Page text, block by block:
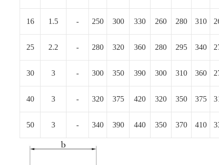
16 1.5 - 250 300 330 260 280 310
25 2.2 - 280 320 360 280 295 340
30 3 - 300 350 390 300 310 360
40 3 - 320 375 420 320 350 375
50 3 - 340 390 440 350 370 410